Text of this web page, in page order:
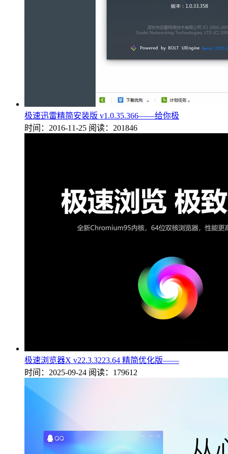
极速迅雷精简安装版 v1.0.35.366——给你极
时间：2016-11-25 阅读：201846
极速浏览器X v22.3.3223.64 精简优化版——
时间：2025-09-24 阅读：179612